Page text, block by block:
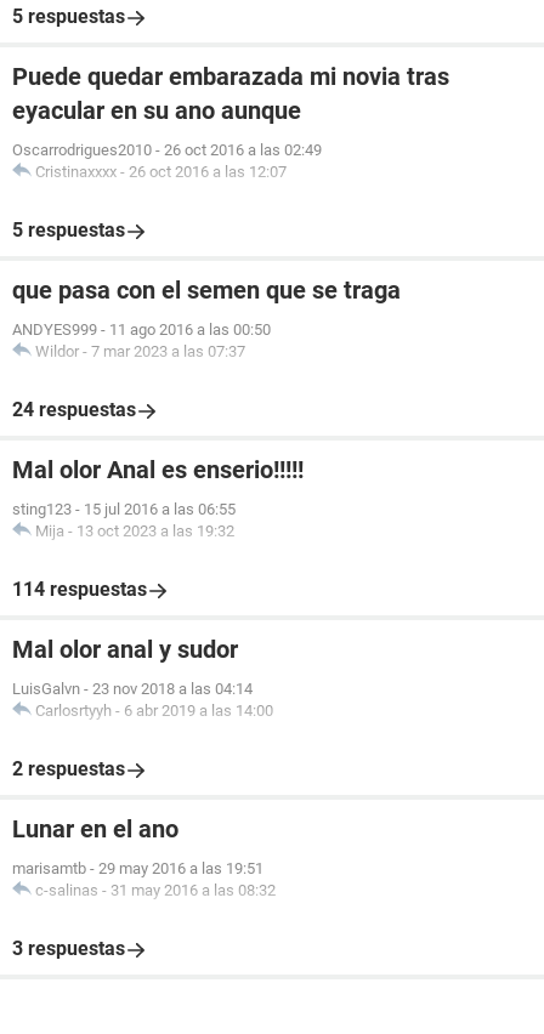
5 respuestas
Puede quedar embarazada mi novia tras
eyacular en su ano aunque
Oscarrodrigues2010 - 26 oct 2016 a las 02:49
Cristinaxxxx - 26 oct 2016 a las 12:07
5 respuestas
que pasa con el semen que se traga
ANDYES999 - 11 ago 2016 a las 00:50
Wildor - 7 mar 2023 a las 07:37
24 respuestas
Mal olor Anal es enserio!!!!!
sting123 - 15 jul 2016 a las 06:55
Mija - 13 oct 2023 a las 19:32
114 respuestas
Mal olor anal y sudor
LuisGalvn - 23 nov 2018 a las 04:14
Carlosrtyyh - 6 abr 2019 a las 14:00
2 respuestas
Lunar en el ano
marisamtb - 29 may 2016 a las 19:51
c-salinas - 31 may 2016 a las 08:32
3 respuestas